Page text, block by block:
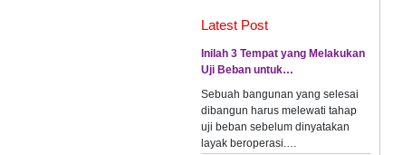
Latest Post
Inilah 3 Tempat yang Melakukan
Uji Beban untuk…
Sebuah bangunan yang selesai
dibangun harus melewati tahap
uji beban sebelum dinyatakan
layak beroperasi.…